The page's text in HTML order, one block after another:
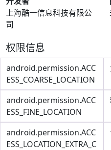
上海酷一信息科技有限公
司
权限信息
android.permission.ACC
ESS_COARSE_LOCATION
android.permission.ACC
ESS_FINE_LOCATION
android.permission.ACC
ESS_LOCATION_EXTRA_C